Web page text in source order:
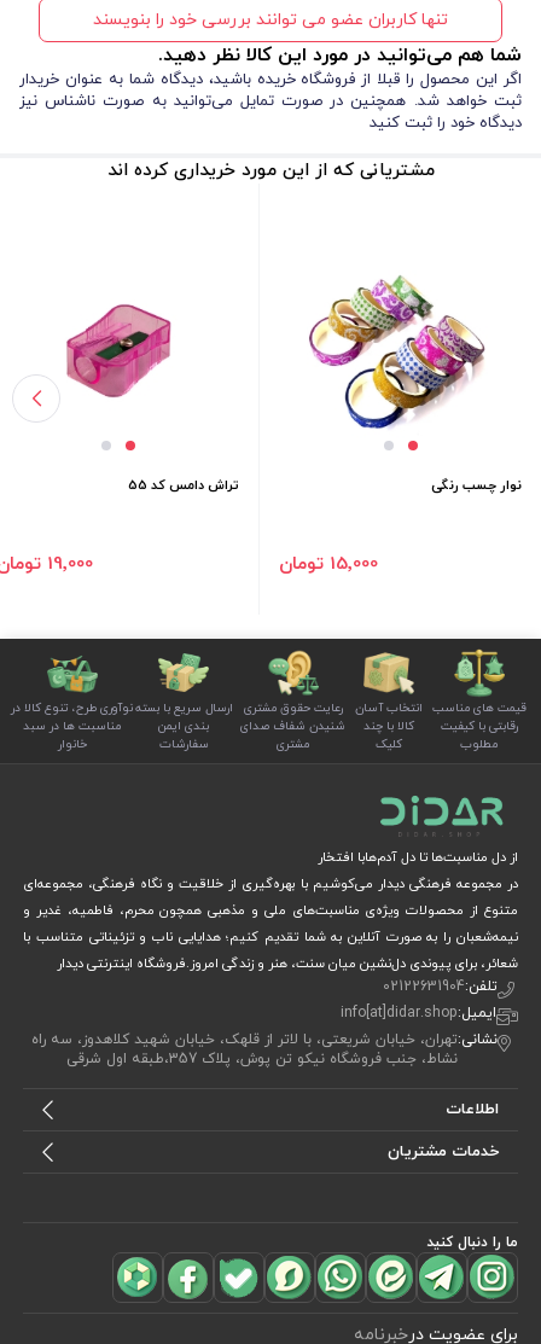
تنها کاربران عضو می توانند بررسی خود را بنویسند
شما هم می‌توانید در مورد این کالا نظر دهید.
اگر این محصول را قبلا از فروشگاه خریده باشید، دیدگاه شما به عنوان خریدار
ثبت خواهد شد. همچنین در صورت تمایل می‌توانید به صورت ناشناس نیز
دیدگاه خود را ثبت کنید
مشتریانی که از این مورد خریداری کرده اند
نوار چسب رنگی
15٬000 تومان
تراش دامس کد 55
19٬000 تومان
قیمت های مناسب
رقابتی با کیفیت
مطلوب
انتخاب آسان
کالا با چند
کلیک
رعایت حقوق مشتری
شنیدن شفاف صدای
مشتری
ارسال سریع با بسته
بندی ایمن
سفارشات
نوآوری طرح، تنوع کالا در
مناسبت ها در سبد
خانوار
از دل مناسبت‌ها تا دل آدم‌هابا افتخار
در مجموعه فرهنگی دیدار می‌کوشیم با بهره‌گیری از خلاقیت و نگاه فرهنگی، مجموعه‌ای
متنوع از محصولات ویژه‌ی مناسبت‌های ملی و مذهبی همچون محرم، فاطمیه، غدیر و
نیمه‌شعبان را به صورت آنلاین به شما تقدیم کنیم؛ هدایایی ناب و تزئیناتی متناسب با
شعائر، برای پیوندی دل‌نشین میان سنت، هنر و زندگی امروز.فروشگاه اینترنتی دیدار
تلفن:02122631904
ایمیل:info[at]didar.shop
نشانی:تهران، خیابان شریعتی، با لاتر از قلهک، خیابان شهید کلاهدوز، سه راه
نشاط، جنب فروشگاه نیکو تن پوش، پلاک 357،طبقه اول شرقی
اطلاعات
خدمات مشتریان
ما را دنبال کنید
برای عضویت درخبرنامه